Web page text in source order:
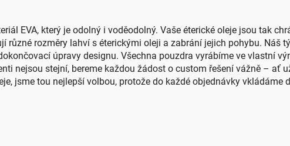
EVA, který je odolný i voděodolný. Vaše éterické oleje jsou tak
různé rozměry lahví s éterickými oleji a zabrání jejich pohybu. Náš
úpravy designu. Všechna pouzdra vyrábíme ve vlastní
nejsou stejní, bereme každou žádost o custom řešení vážně – ať
jsme tou nejlepší volbou, protože do každé objednávky vkládáme